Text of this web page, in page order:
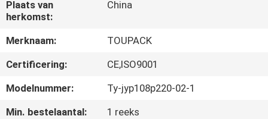
ONS
RONDLEIDING
DOOR
DE
FABRIEK
Plaats van
herkomst:
China
Merknaam:
TOUPACK
Certificering:
CE,ISO9001
Modelnummer:
Ty-jyp108p220-02-1
Min. bestelaantal:
1 reeks